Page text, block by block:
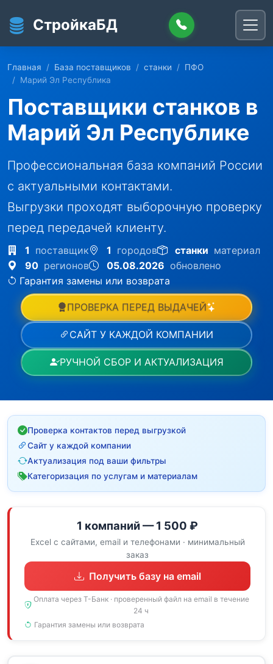
СтройкаБД
Главная База поставщиков станки
ПФО
Марий Эл Республика
Поставщики станков в
Марий Эл Республике
Профессиональная база компаний России
с актуальными контактами.
Выгрузки проходят выборочную проверку
перед передачей клиенту.
1 поставщик 1 городов станки материал
90 регионов 05.08.2026 обновлено
Гарантия замены или возврата
ПРОВЕРКА ПЕРЕД ВЫДАЧЕЙ
САЙТ У КАЖДОЙ КОМПАНИИ
РУЧНОЙ СБОР И АКТУАЛИЗАЦИЯ
Проверка контактов перед выгрузкой
Сайт у каждой компании
Актуализация под ваши фильтры
Категоризация по услугам и материалам
1 компаний — 1 500 ₽
Excel с сайтами, email и телефонами · минимальный
заказ
Получить базу на email
Оплата через Т-Банк · проверенный файл на email в течение
24 ч
Гарантия замены или возврата